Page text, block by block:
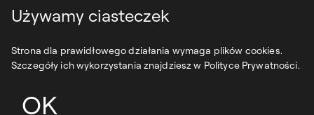
Używamy ciasteczek
Strona dla prawidłowego działania wymaga plików cookies.
Szczegóły ich wykorzystania znajdziesz w Polityce Prywatności.
OK
projekt: syfonstudio